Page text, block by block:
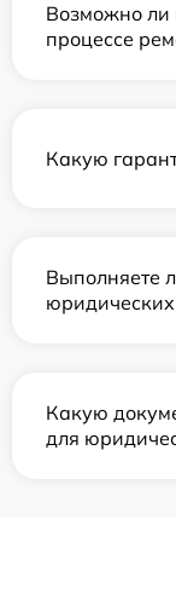
Возможно ли
процессе
Какую
Выполняете
Какую
для